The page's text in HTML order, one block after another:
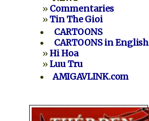
» Commentaries
»Tin The Gioi
CARTOONS
CARTOONS in English
»Hi Hoa
»Luu Tru
AMIGAVLINK.com